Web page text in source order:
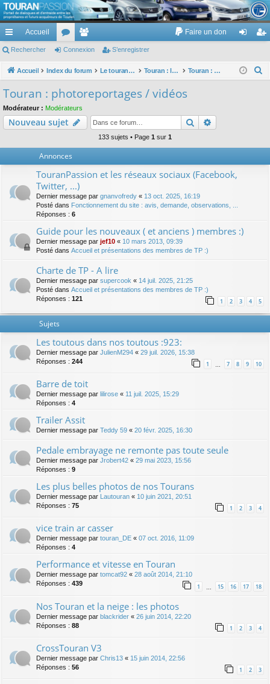
TouranPassion
Le forum des propriétaires ou futurs acquéreurs du Volkswagen Touran
cc
ès
pi
de
Accueil
or
u
e
m
Faire un don
ne nr
Rechercher Connexion S’enregistrer
Accueil Index du forum Le touran dans ses versions I (V1 V2 V3) et II ... Touran : les modèles, les prix, les achats, les options, ... Touran : photoreportages / vidéos
c
Touran : photoreportages / vidéos
Modérateur : Modérateurs
Nouveau sujet Rechercher
133 sujets • Page 1 sur 1
Annonces
TouranPassion et les réseaux sociaux (Facebook,
Twitter, ...)
Dernier message par gnanvofredy « 13 oct. 2025, 16:19
Posté dans Fonctionnement du site : avis, demande, observations, ...
Réponses : 6
Guide pour les nouveaux ( et anciens ) membres :)
Dernier message par jef10 « 10 mars 2013, 09:39
Posté dans Accueil et présentations des membres de TP :)
Charte de TP - A lire
Dernier message par supercook « 14 juil. 2025, 21:25
Posté dans Accueil et présentations des membres de TP :)
Réponses : 121 1 2 3 4 5
Sujets
Les toutous dans nos toutous :923:
Dernier message par JulienM294 « 29 juil. 2026, 15:38
Réponses : 244 1 … 7 8 9 10
Barre de toit
Dernier message par lilirose « 11 juil. 2025, 15:29
Réponses : 4
Trailer Assit
Dernier message par Teddy 59 « 20 févr. 2025, 16:30
Pedale embrayage ne remonte pas toute seule
Dernier message par Jrobert42 « 29 mai 2023, 15:56
Réponses : 9
Les plus belles photos de nos Tourans
Dernier message par Lautouran « 10 juin 2021, 20:51
Réponses : 75 1 2 3 4
vice train ar casser
Dernier message par touran_DE « 07 oct. 2016, 11:09
Réponses : 4
Performance et vitesse en Touran
Dernier message par tomcat92 « 28 août 2014, 21:10
Réponses : 439 1 15 16 17 18
Nos Touran et la neige : les photos
Dernier message par blackrider « 26 juin 2014, 22:20
Réponses : 88 1 2 3 4
CrossTouran V3
Dernier message par Chris13 « 15 juin 2014, 22:56
Réponses : 56 1 2 3